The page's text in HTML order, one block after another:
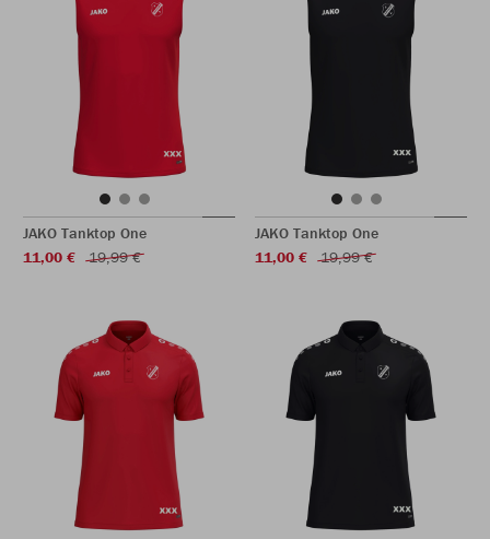
JAKO Tanktop One
11,00 €
19,99 €
JAKO Tanktop One
11,00 €
19,99 €